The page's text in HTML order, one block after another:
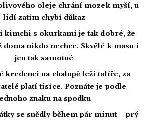
oleje chrání mozek myší, u
lidí zatím chybí důkaz
kimchi s okurkami je tak dobré, že
doma nikdo nechce. Skvělé k masu i
jen tak samotné
kredenci na chalupě leží talíře, za
platí tisíce. Poznáte je podle
znaku na spodku
se snědly během pár minut – prý